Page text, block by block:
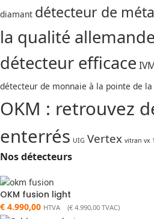
diamant détecteur de
la qualité
détecteur efficace
détecteur de monnaie à la pointe de
OKM : retrouvez
enterrés UIG Vertex vitran vx
Nos détecteurs
OKM fusion light
€ 4.990,00 HTVA (€ 4.990,00 TVAC)